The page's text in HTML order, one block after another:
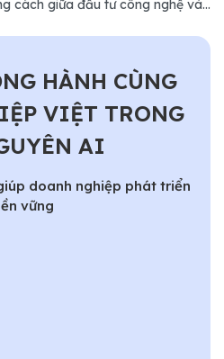
cách giữa đầu tư công nghệ và
HÀNH CÙNG
VIỆT TRONG
AI
doanh nghiệp phát triển
vững